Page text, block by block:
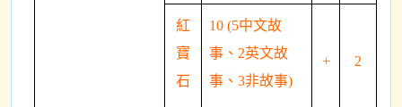
紅
寶
石
10 (5中文故
事、2英文故
事、3非故事)
+ 2